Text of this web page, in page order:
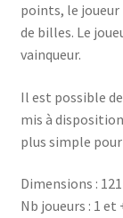
points, le
de billes. Le
vainqueur.
Il est possible
mis à
plus simple pour
Dimensions :
Nb joueurs : 1 et